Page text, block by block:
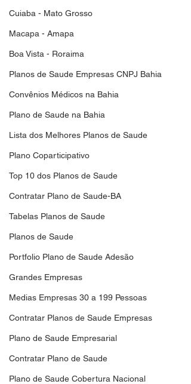
Cuiaba - Mato Grosso
Macapa - Amapa
Boa Vista - Roraima
Planos de Saude Empresas CNPJ Bahia
Convênios Médicos na Bahia
Plano de Saude na Bahia
Lista dos Melhores Planos de Saude
Plano Coparticipativo
Top 10 dos Planos de Saude
Contratar Plano de Saude-BA
Tabelas Planos de Saude
Planos de Saude
Portfolio Plano de Saude Adesão
Grandes Empresas
Medias Empresas 30 a 199 Pessoas
Contratar Planos de Saude Empresas
Plano de Saude Empresarial
Contratar Plano de Saude
Plano de Saude Cobertura Nacional